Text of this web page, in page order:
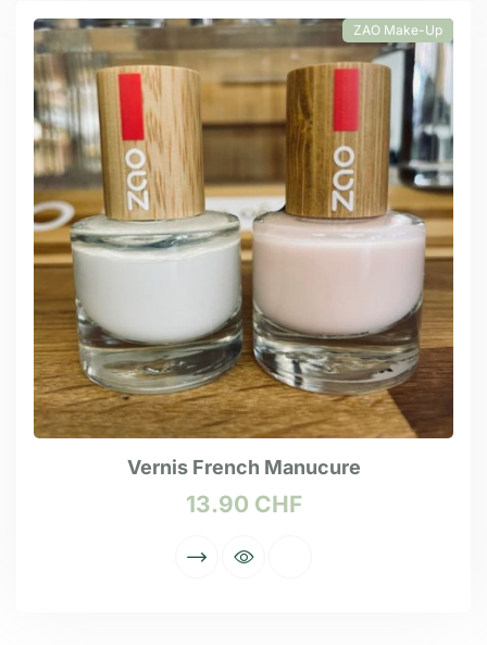
ZAO Make-Up
Vernis French Manucure
13.90 CHF